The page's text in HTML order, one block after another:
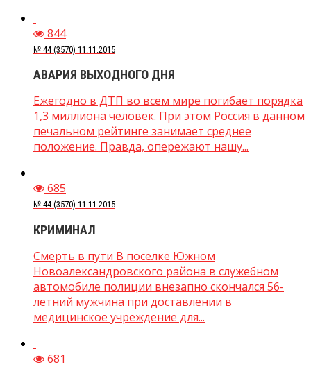
844
№ 44 (3570) 11.11.2015
АВАРИЯ ВЫХОДНОГО ДНЯ
Ежегодно в ДТП во всем мире погибает порядка
1,3 миллиона человек. При этом Россия в данном
печальном рейтинге занимает среднее
положение. Правда, опережают нашу...
685
№ 44 (3570) 11.11.2015
КРИМИНАЛ
Смерть в пути В поселке Южном
Новоалександровского района в служебном
автомобиле полиции внезапно скончался 56-
летний мужчина при доставлении в
медицинское учреждение для...
681